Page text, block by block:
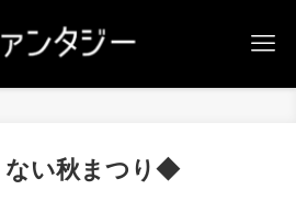
い秋まつり◆